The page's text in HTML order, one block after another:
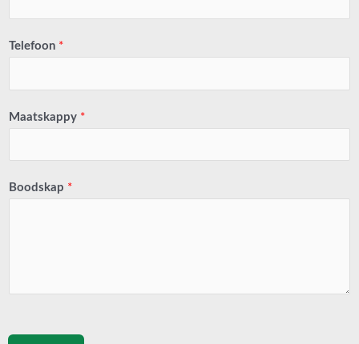
Telefoon *
Maatskappy *
Boodskap *